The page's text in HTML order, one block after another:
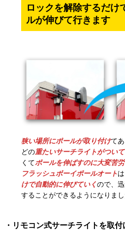
ロックを解除するだけ
ルが伸びて行きます
狭い場所にポールが取り付けて
どの重たいサーチライトがつい
くてポールを伸ばすのに大変苦労
フラッシュボーイポールオートは
けで自動的に伸びていくので、
することができるようになりまし
・リモコン式サーチライトを取